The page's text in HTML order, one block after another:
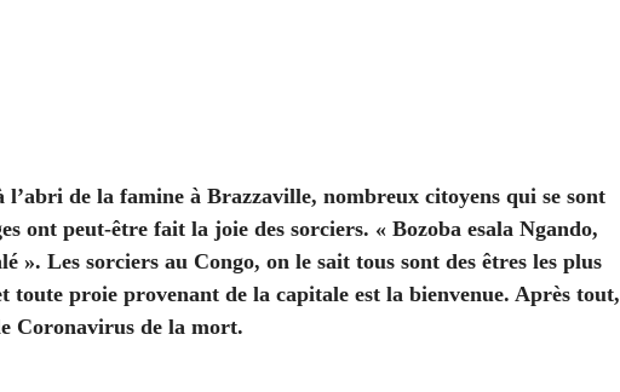
l’abri de la famine à Brazzaville, nombreux citoyens qui se sont
ont peut-être fait la joie des sorciers. « Bozoba esala Ngando,
». Les sorciers au Congo, on le sait tous sont des êtres les plus
toute proie provenant de la capitale est la bienvenue. Après tout,
Coronavirus de la mort.